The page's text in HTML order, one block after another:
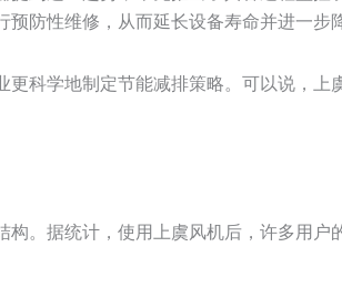
防性维修，从而延长设备寿命并进一步
科学地制定节能减排策略。可以说，上
。据统计，使用上虞风机后，许多用户